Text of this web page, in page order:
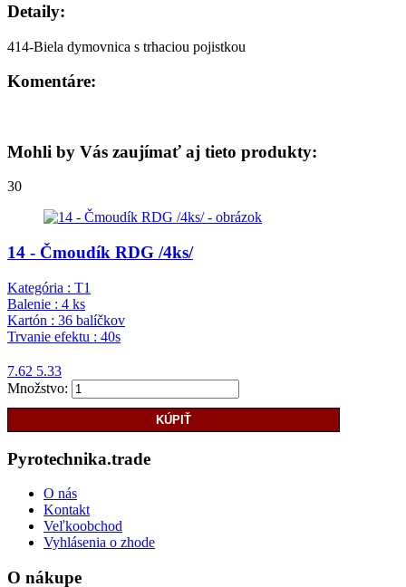
Detaily:
414-Biela dymovnica s trhaciou pojistkou
Komentáre:
Mohli by Vás zaujímať aj tieto produkty:
30
14 - Čmoudík RDG /4ks/
Kategória : T1
Balenie : 4 ks
Kartón : 36 balíčkov
Trvanie efektu : 40s
7.62 5.33
Množstvo:
KÚPIŤ
Pyrotechnika.trade
O nás
Kontakt
Veľkoobchod
Vyhlásenia o zhode
O nákupe